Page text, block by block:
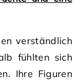
verständlich
fühlten sich
Ihre Figuren